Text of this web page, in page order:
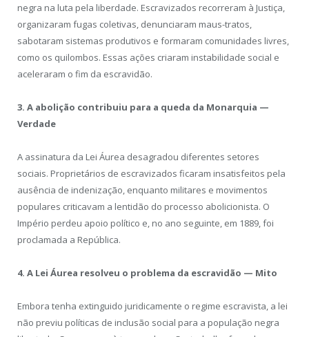
negra na luta pela liberdade. Escravizados recorreram à Justiça,
organizaram fugas coletivas, denunciaram maus-tratos,
sabotaram sistemas produtivos e formaram comunidades livres,
como os quilombos. Essas ações criaram instabilidade social e
aceleraram o fim da escravidão.
3. A abolição contribuiu para a queda da Monarquia —
Verdade
A assinatura da Lei Áurea desagradou diferentes setores
sociais. Proprietários de escravizados ficaram insatisfeitos pela
ausência de indenização, enquanto militares e movimentos
populares criticavam a lentidão do processo abolicionista. O
Império perdeu apoio político e, no ano seguinte, em 1889, foi
proclamada a República.
4. A Lei Áurea resolveu o problema da escravidão — Mito
Embora tenha extinguido juridicamente o regime escravista, a lei
não previu políticas de inclusão social para a população negra